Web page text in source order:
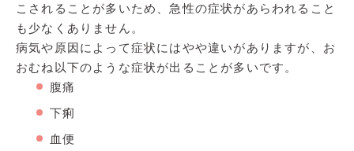
こされることが多いため、急性の症状があらわれること
も少なくありません。
病気や原因によって症状にはやや違いがありますが、お
おむね以下のような症状が出ることが多いです。
腹痛
下痢
血便